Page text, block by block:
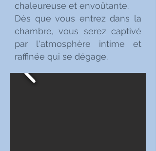
chaleureuse et envoûtante.
Dès que vous entrez dans la
chambre, vous serez captivé
par l'atmosphère intime et
raffinée qui se dégage.